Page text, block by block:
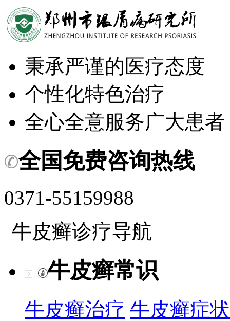
秉承严谨的医疗态度
个性化特色治疗
全心全意服务广大患者
全国免费咨询热线
0371-55159988
牛皮癣诊疗导航
牛皮癣常识
牛皮癣治疗 牛皮癣症状